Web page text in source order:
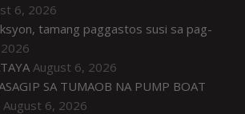
6, 2026
tamang paggastos susi sa pag-
August 6, 2026
SA TUMAOB NA PUMP BOAT
August 6, 2026